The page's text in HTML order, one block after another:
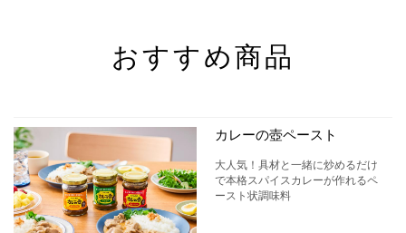
おすすめ商品
カレーの壺ペースト
大人気！具材と一緒に炒めるだけ
で本格スパイスカレーが作れるペ
ースト状調味料